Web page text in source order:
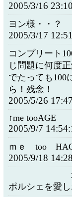
2005/3/16
ヨン様・・？
2005/3/17
コンプリート
じ問題に何度
でたっても100
ら！残念！
2005/5/26
↑me tooAGE
2005/9/7
ｍｅ too
2005/9/18
ポルシェを愛